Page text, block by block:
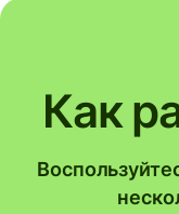
Как